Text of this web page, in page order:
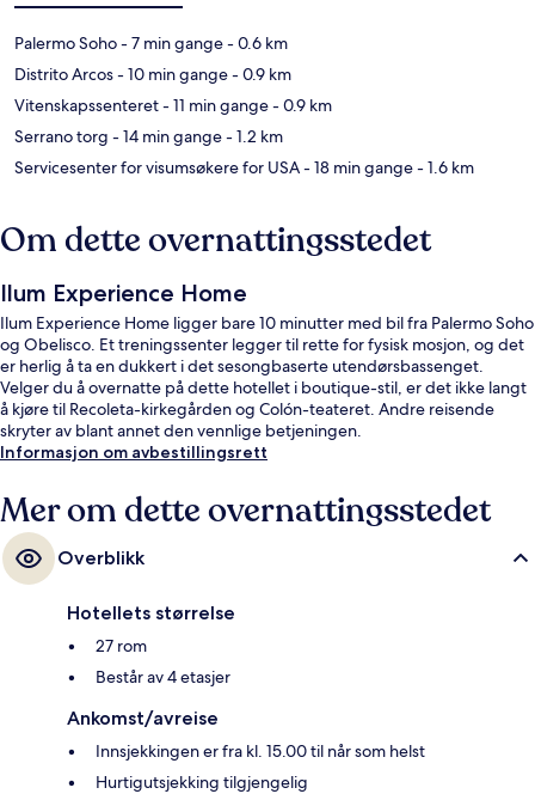
Palermo Soho- 7 min gange- 0.6 km
Distrito Arcos- 10 min gange- 0.9 km
Vitenskapssenteret- 11 min gange- 0.9 km
Serrano torg - 14 min gange- 1.2 km
Servicesenter for visumsøkere for USA- 18 min gange- 1.6 km
Om dette overnattingsstedet
Ilum Experience Home
Ilum Experience Home ligger bare 10 minutter med bil fra Palermo Soho
og Obelisco. Et treningssenter legger til rette for fysisk mosjon, og det
er herlig å ta en dukkert i det sesongbaserte utendørsbassenget.
Velger du å overnatte på dette hotellet i boutique-stil, er det ikke langt
å kjøre til Recoleta-kirkegården og Colón-teateret. Andre reisende
skryter av blant annet den vennlige betjeningen.
Informasjon om avbestillingsrett
Mer om dette overnattingsstedet
Overblikk
Hotellets størrelse
27 rom
Består av 4 etasjer
Ankomst/avreise
Innsjekkingen er fra kl. 15.00 til når som helst
Hurtigutsjekking tilgjengelig